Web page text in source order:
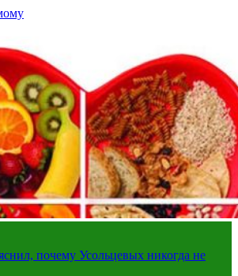
почему Усольцевых никогда не